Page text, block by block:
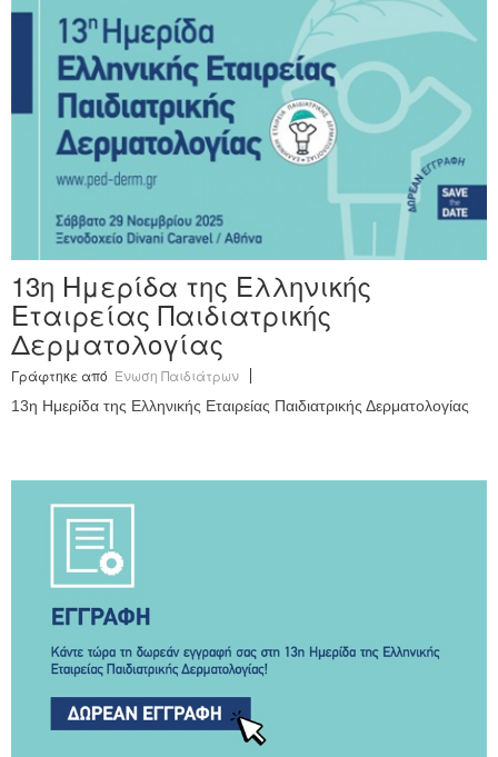
13η Ημερίδα της Ελληνικής
Εταιρείας Παιδιατρικής
Δερματολογίας
Γράφτηκε από Ένωση Παιδιάτρων
13η Ημερίδα της Ελληνικής Εταιρείας Παιδιατρικής Δερματολογίας
Ανακοινώσεις
Εργαλεία για Παιδιάτρους
Χρήσιμα Links
Επεξεργασία Προφίλ